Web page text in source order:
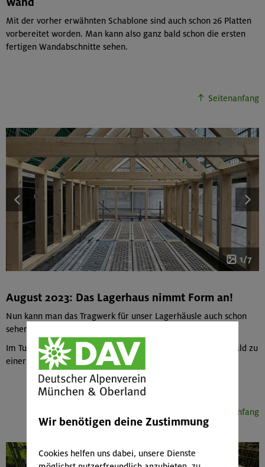
Mit der vorher erwähnten Schablone sind auch schon 26 Platten
vorbereitet worden. Man kann also ganz bald schon die ersten
fertigen Wandabschnitte sehen.
Seitenanfang
1/7
August 2023: Das Lagerhaus nimmt Form an!
Nun kann man das Tragwerk für unser Lagerhäusle auch schon
sehen! Es geht also gut voran mit dem Projekt.
Im Tunnel sieht man nun schon jede Menge Elemente, die bald zu
einer Boulderwand werden :)
Seitenanfang
Wir benötigen deine Zustimmung
Cookies helfen uns dabei, unsere Dienste